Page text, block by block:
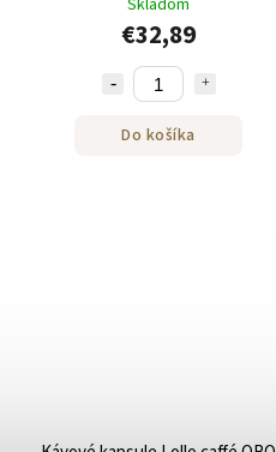
Skladom
€32,89
Do košíka